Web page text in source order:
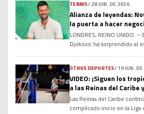
2026, al derrotar a la
la disputa por el tercer
primer set, Zamburek apeló
temple […]
TENNIS/ 28 JUN. DE 2026
Alianza de leyendas:
la puerta a hacer
con Rafael Nadal y
futuro
LONDRES, REINO UNIDO.
Djokovic ha sorprendido al
colaborar de manera
grandes rivales históricos en
español Rafael Nadal y el
Aprovechando el anuncio
OTROS DEPORTES/ 19 JUN.
VIDEO: ¡Siguen los
a las Reinas del Caribe
crisis en la Liga de
Las Reinas del Caribe
complicado inicio en la Liga